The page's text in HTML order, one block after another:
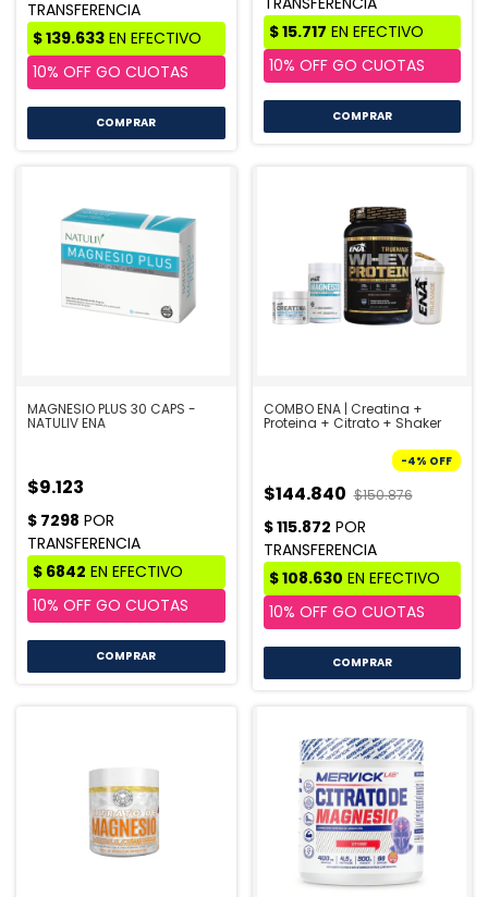
COMPRAR
MAGNESIO PLUS 30 CAPS -
NATULIV ENA
$9.123
COMBO ENA | Creatina +
Proteina + Citrato + Shaker
-4% OFF
$144.840 $150.876
COMPRAR